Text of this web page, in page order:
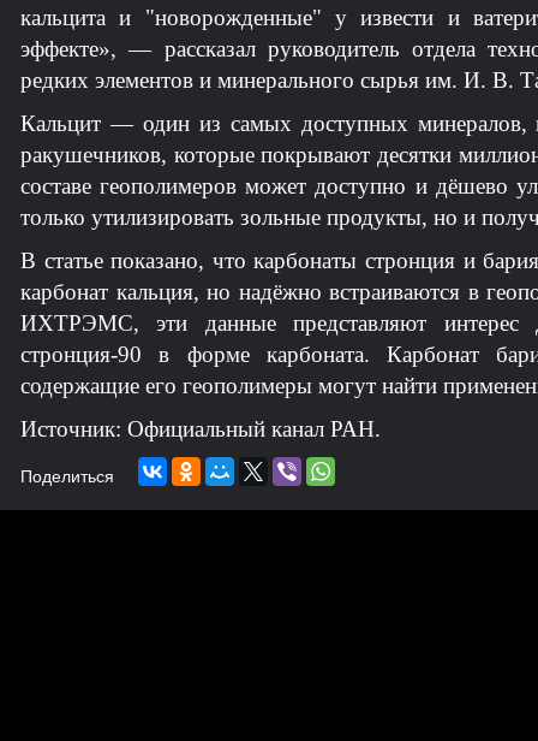
кальцита и "новорожденные" у извести и
эффекте», — рассказал руководитель отдела
редких элементов и минерального сырья им. И. В.
Кальцит — один из самых доступных минералов,
ракушечников, которые покрывают десятки
составе геополимеров может доступно и дёшево
только утилизировать зольные продукты, но и
В статье показано, что карбонаты стронция и
карбонат кальция, но надёжно встраиваются в
ИХТРЭМС, эти данные представляют интерес
стронция-90 в форме карбоната. Карбонат
содержащие его геополимеры могут найти
Источник: Официальный канал РАН.
Поделиться